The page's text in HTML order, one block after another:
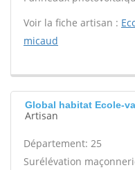
Voir la fiche artisan :
micaud
Global habitat Ecole-
Artisan
Département: 25
Surélévation